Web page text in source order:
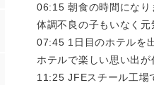
06:15 朝食の時間になり
体調不良の子もいなく
07:45 1日目のホテルを
ホテルで楽しい思い出が
11:25 JFEスチール工場